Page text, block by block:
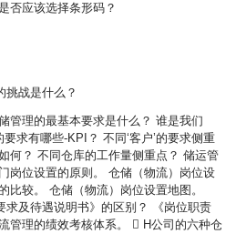
否应该选择条形码？
挑战是什么？
管理的最基本要求是什么？ 谁是我们
要求有哪些-KPI？ 不同‘客户’的要求侧重
何？ 不同仓库的工作量侧重点？ 储运管
岗位设置的原则。 仓储（物流）岗位设
比较。 仓储（物流）岗位设置地图。
求及待遇说明书》的区别？ 《岗位职责
管理的绩效考核体系。  H公司的六种仓